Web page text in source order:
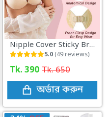
Nipple Cover Sticky Bra Seamless, secure, and perfect for any backless outfit
5.0 (49 reviews)
Tk. 390 Tk. 650
অর্ডার করুন